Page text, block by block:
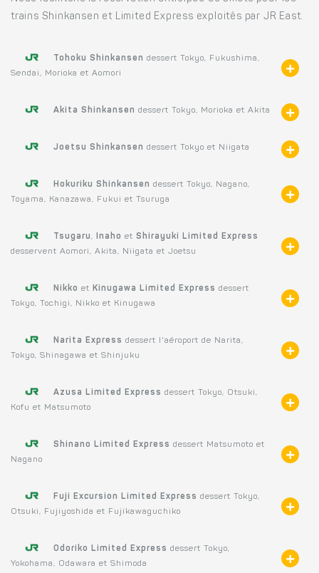
trains Shinkansen et Limited Express exploités par JR East.
Tohoku Shinkansen dessert Tokyo, Fukushima,
Sendai, Morioka et Aomori
Akita Shinkansen dessert Tokyo, Morioka et Akita
Joetsu Shinkansen dessert Tokyo et Niigata
Hokuriku Shinkansen dessert Tokyo, Nagano,
Toyama, Kanazawa, Fukui et Tsuruga
Tsugaru, Inaho et Shirayuki Limited Express
desservent Aomori, Akita, Niigata et Joetsu
Nikko et Kinugawa Limited Express dessert
Tokyo, Tochigi, Nikko et Kinugawa
Narita Express dessert l'aéroport de Narita,
Tokyo, Shinagawa et Shinjuku
Azusa Limited Express dessert Tokyo, Otsuki,
Kofu et Matsumoto
Shinano Limited Express dessert Matsumoto et
Nagano
Fuji Excursion Limited Express dessert Tokyo,
Otsuki, Fujiyoshida et Fujikawaguchiko
Odoriko Limited Express dessert Tokyo,
Yokohama, Odawara et Shimoda